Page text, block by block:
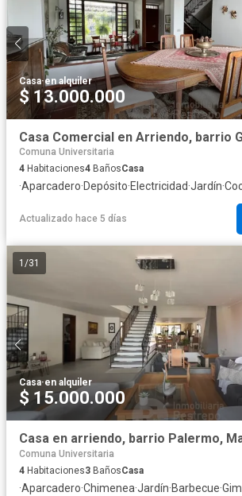
Casa·en alquiler
$ 13.000.000
Comuna Universitaria
4 Habitaciones4 BañosCasa
·Aparcadero·Depósito·Electricidad·Jardín·
Actualizado hace 5 días
1 /31
Casa·en alquiler
$ 15.000.000
Casa en arriendo, barrio Palermo,
Comuna Universitaria
4 Habitaciones3 BañosCasa
·Aparcadero·Chimenea·Jardín·Barbecue·